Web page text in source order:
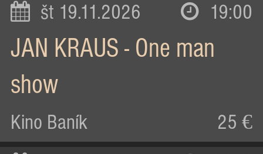
št 19.11.2026 19:00
JAN KRAUS - One man
show
Kino Baník 25 €